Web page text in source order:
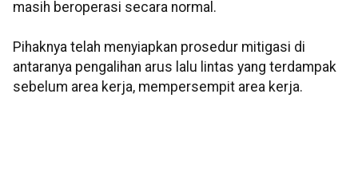
masih beroperasi secara normal.
Pihaknya telah menyiapkan prosedur mitigasi di
antaranya pengalihan arus lalu lintas yang terdampak
sebelum area kerja, mempersempit area kerja.